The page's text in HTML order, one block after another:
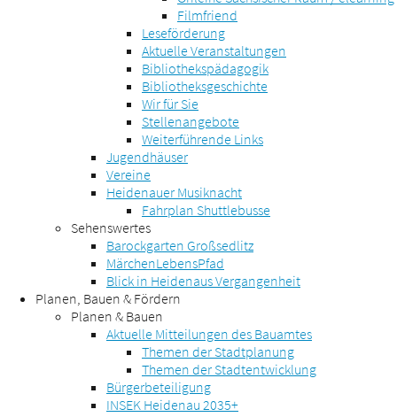
Filmfriend
Leseförderung
Aktuelle Veranstaltungen
Bibliothekspädagogik
Bibliotheksgeschichte
Wir für Sie
Stellenangebote
Weiterführende Links
Jugendhäuser
Vereine
Heidenauer Musiknacht
Fahrplan Shuttlebusse
Sehenswertes
Barockgarten Großsedlitz
MärchenLebensPfad
Blick in Heidenaus Vergangenheit
Planen, Bauen & Fördern
Planen & Bauen
Aktuelle Mitteilungen des Bauamtes
Themen der Stadtplanung
Themen der Stadtentwicklung
Bürgerbeteiligung
INSEK Heidenau 2035+